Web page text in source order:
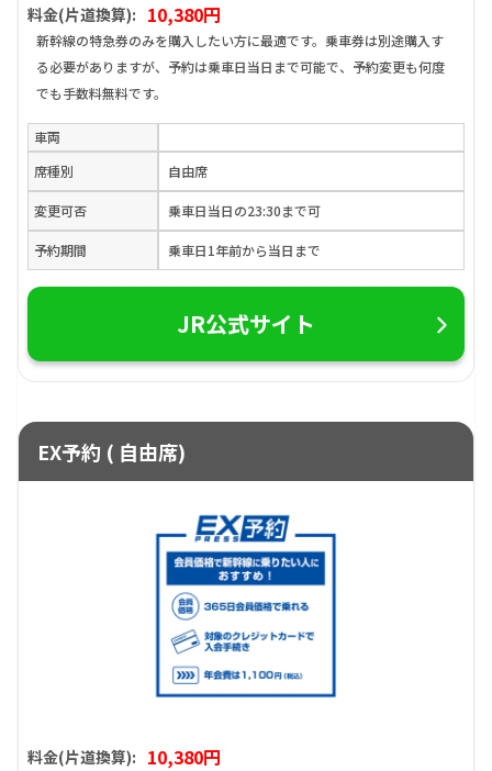
料金(片道換算): 10,380円
新幹線の特急券のみを購入したい方に最適です。乗車券は別途購入す
る必要がありますが、予約は乗車日当日まで可能で、予約変更も何度
でも手数料無料です。
車両
席種別
自由席
変更可否 乗車日当日の23:30まで可
予約期間 乗車日1年前から当日まで
JR公式サイト
EX予約 ( 自由席)
料金(片道換算): 10,380円